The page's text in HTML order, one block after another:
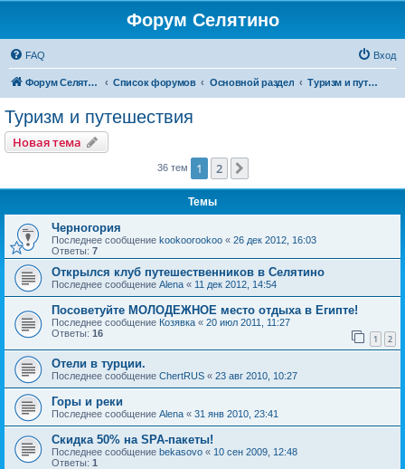
Форум Селятино
FAQ Вход
Форум Селятино Список форумов Основной раздел Туризм и путешествия
Туризм и путешествия
Новая тема
36 тем 1 2
Темы
Черногория
Последнее сообщение kookoorookoo « 26 дек 2012, 16:03
Ответы: 7
Открылся клуб путешественников в Селятино
Последнее сообщение Alena « 11 дек 2012, 14:54
Посоветуйте МОЛОДЕЖНОЕ место отдыха в Египте!
Последнее сообщение Козявка « 20 июл 2011, 11:27
Ответы: 16 1 2
Отели в турции.
Последнее сообщение ChertRUS « 23 авг 2010, 10:27
Горы и реки
Последнее сообщение Alena « 31 янв 2010, 23:41
Скидка 50% на SPA-пакеты!
Последнее сообщение bekasovo « 10 сен 2009, 12:48
Ответы: 1